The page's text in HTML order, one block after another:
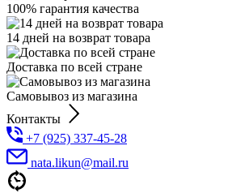
100% гарантия качества
14 дней на возврат товара
Доставка по всей стране
Самовывоз из магазина
Контакты
+7 (925) 337-45-28
nata.likun@mail.ru